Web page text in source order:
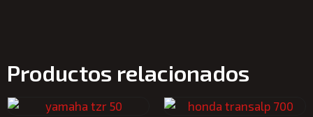
Productos relacionados